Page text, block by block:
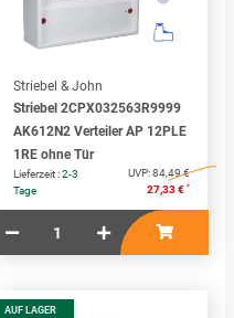
Striebel & John
Striebel 2CPX032563R9999
AK612N2 Verteiler AP 12PLE
1RE ohne Tür
Lieferzeit :2-3
Tage
UVP:84,49 €
27,33 € *
AUF LAGER